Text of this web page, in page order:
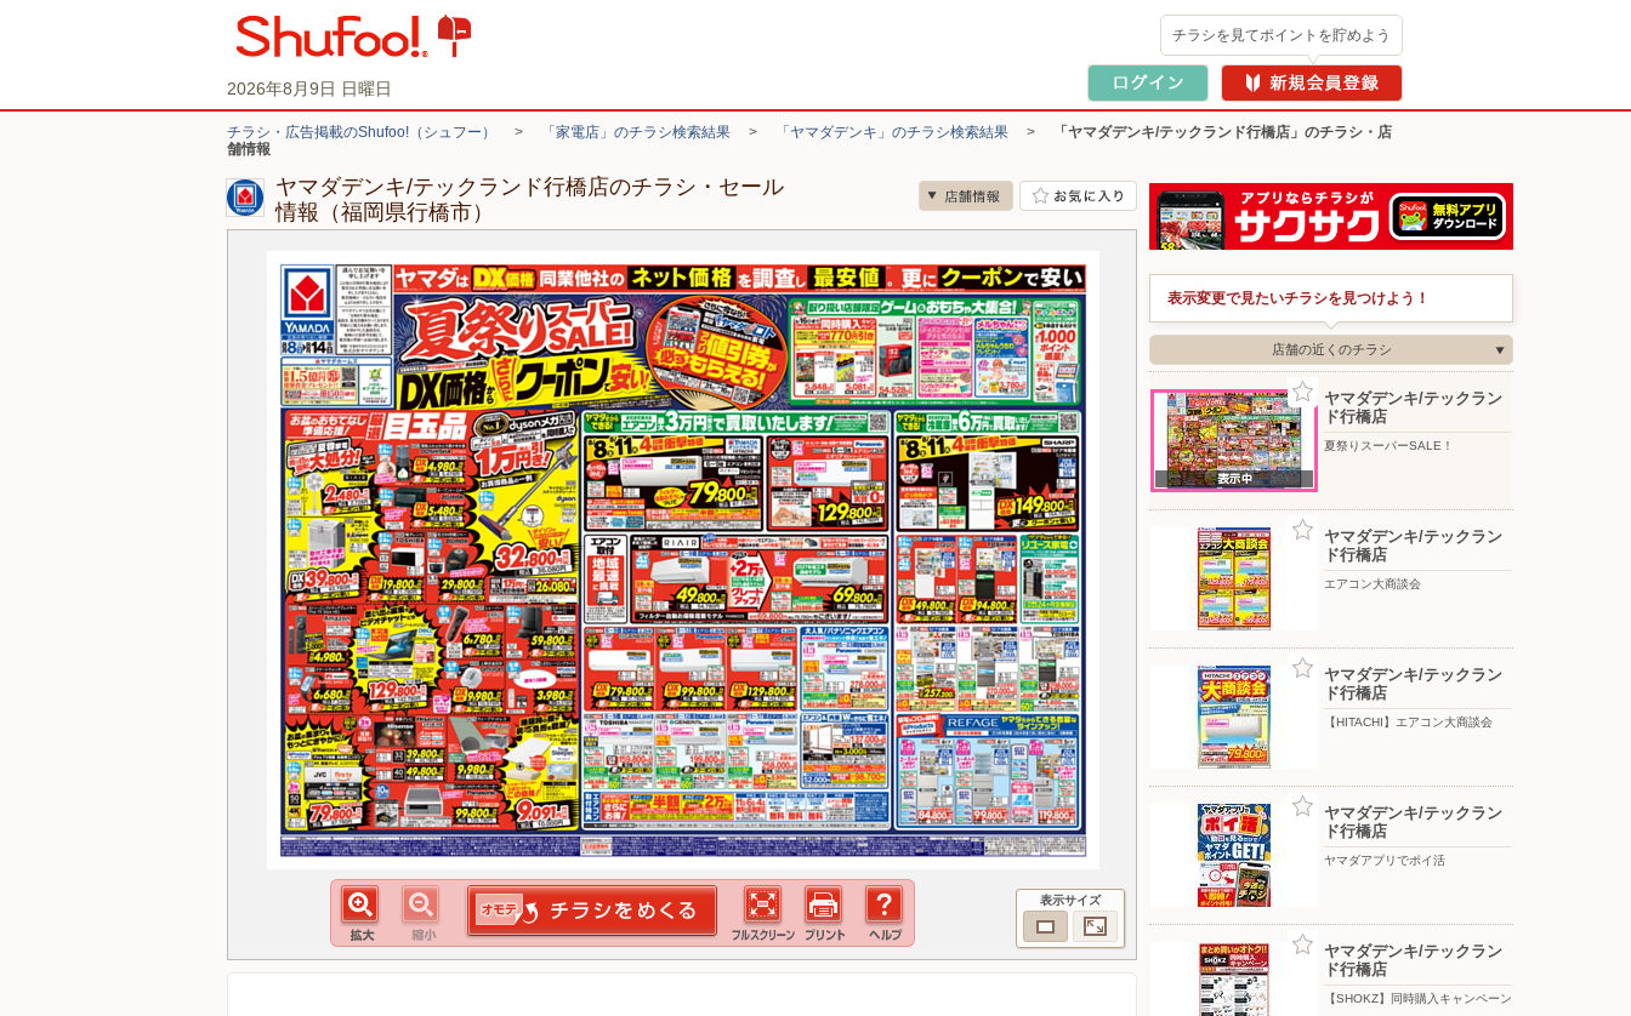
2026年8月9日 日曜日
チラシを見てポイントを貯めよう
チラシ・広告掲載のShufoo!（シュフー） > 「家電店」のチラシ検索結果 > 「ヤマダデンキ」のチラシ検索結果 >
「ヤマダデンキ/テックランド行橋店」のチラシ・店
舗情報
ヤマダデンキ/テックランド行橋店のチラシ・セール
情報（福岡県行橋市）
表示サイズ
表示変更で見たいチラシを見つけよう！
店舗の近くのチラシ
ヤマダデンキ/テックラン
ド行橋店
夏祭りスーパーSALE！
ヤマダデンキ/テックラン
ド行橋店
エアコン大商談会
ヤマダデンキ/テックラン
ド行橋店
【HITACHI】エアコン大商談会
ヤマダデンキ/テックラン
ド行橋店
ヤマダアプリでポイ活
ヤマダデンキ/テックラン
ド行橋店
【SHOKZ】同時購入キャンペーン